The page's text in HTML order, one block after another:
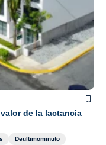
de la lactancia
Deultimominuto